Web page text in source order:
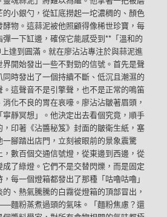
小銀勺，從缸底撈起一坨濃稠的、顏色
物。這蒜泥被他照顧得像稀世珍寶，每
一下缸邊，確保它能感受到**「溫和的
達到圓滿。就在廖沾沾專注於與蒜泥進
開始發出一些不對勁的信號。首先是聲
時發出了一個持續不斷、低沉且潮濕的
這聲音不是引擎聲，也不是正常的鳴笛
化不良的胃在哀嚎。廖沾沾皺著眉頭，
靜冥想」。他決定出去看個究竟，順手
印著《沾醬秘笈》封面的皺衛生紙，塞
腳踏出店門，立刻被眼前的景象震驚
數百個交通信號燈，從東邊到西邊，從
了綠燈。它們不是交替閃爍，而是固定
每一個燈箱都發出了那種「咕嚕咕嚕」
、熱氣騰騰的白霧從燈箱的頂部冒出，
麵粉蒸煮過頭的氣味。「麵粉焦慮？還